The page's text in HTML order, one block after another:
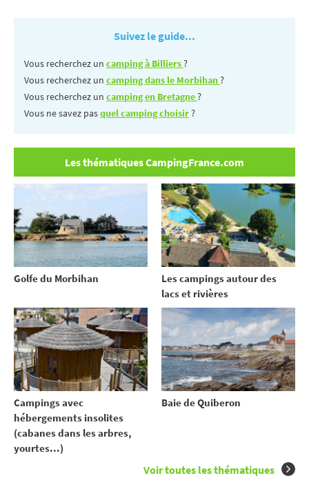
Suivez le guide...
Vous recherchez un camping à Billiers?
Vous recherchez un camping dans le Morbihan?
Vous recherchez un camping en Bretagne?
Vous ne savez pasquel camping choisir?
Les thématiques CampingFrance.com
Golfe du Morbihan
Les campings autour des
lacs et rivières
Campings avec
hébergements insolites
(cabanes dans les arbres,
yourtes...)
Baie de Quiberon
Voir toutes les thématiques